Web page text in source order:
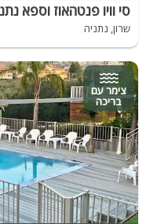
סי וויו פנטהאוז וספא
שרון, נתניה
צימר עם
בריכה